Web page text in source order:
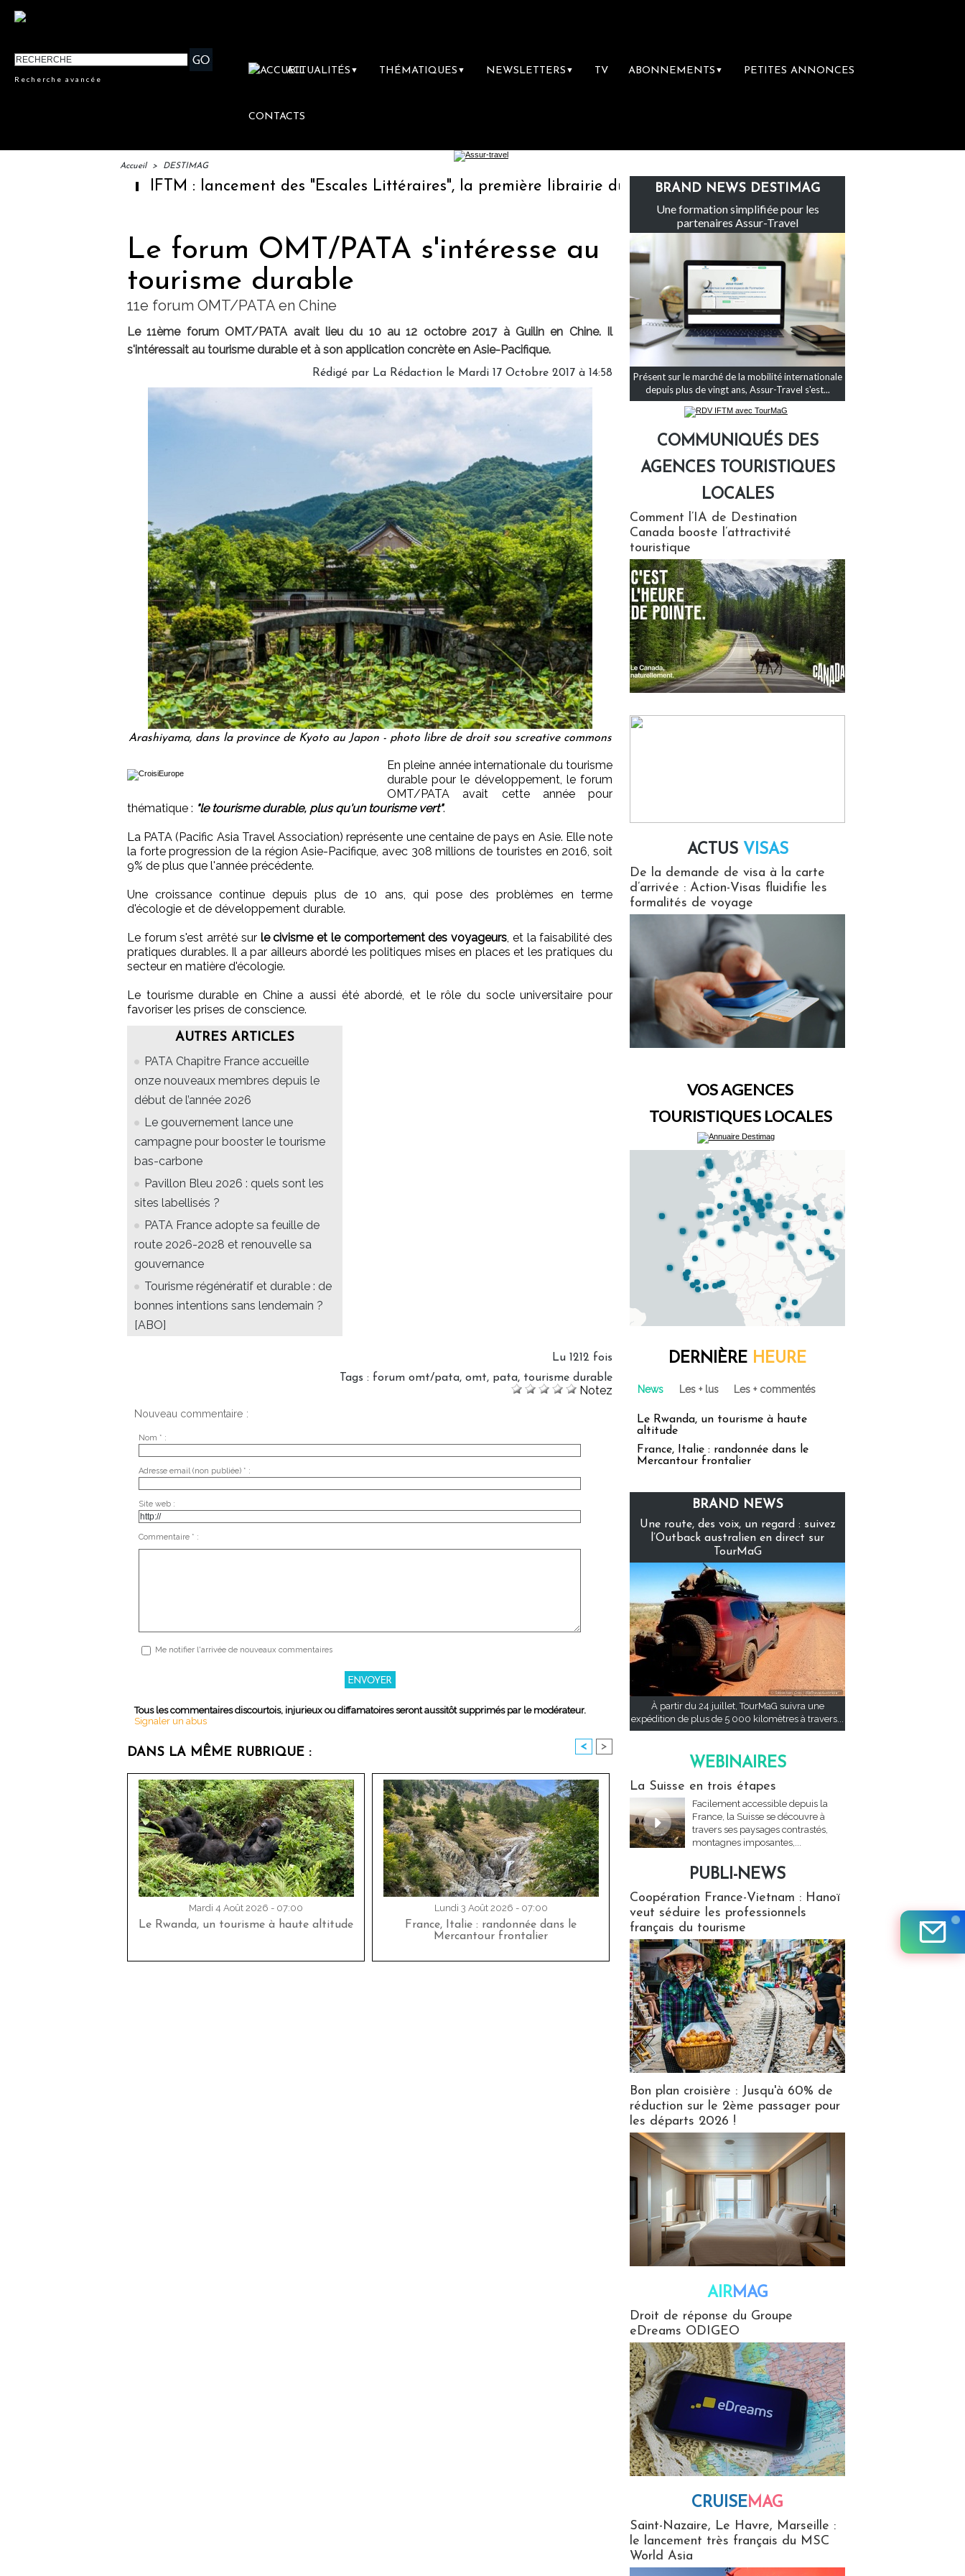
Recherche avancée
ACTUALITÉS ▼ THÉMATIQUES ▼ NEWSLETTERS ▼ TV ABONNEMENTS ▼ PETITES ANNONCES
CONTACTS
Accueil > DESTIMAG
IFTM : lancement des "Escales Littéraires", la première librairie du voyage Le groupe Sainte-Claire rachète Eden
Le forum OMT/PATA s'intéresse au
tourisme durable
11e forum OMT/PATA en Chine
Le 11ème forum OMT/PATA avait lieu du 10 au 12 octobre 2017 à Guilin en Chine. Il
s'intéressait au tourisme durable et à son application concrète en Asie-Pacifique.
Rédigé par La Rédaction le Mardi 17 Octobre 2017 à 14:58
Arashiyama, dans la province de Kyoto au Japon - photo libre de droit sou screative commons
En pleine année internationale du tourisme
durable pour le développement, le forum
OMT/PATA avait cette année pour
thématique : "le tourisme durable, plus qu'un tourisme vert".
La PATA (Pacific Asia Travel Association) représente une centaine de pays en Asie. Elle note
la forte progression de la région Asie-Pacifique, avec 308 millions de touristes en 2016, soit
9% de plus que l'année précédente.
Une croissance continue depuis plus de 10 ans, qui pose des problèmes en terme
d'écologie et de développement durable.
Le forum s'est arrêté sur le civisme et le comportement des voyageurs, et la faisabilité des
pratiques durables. Il a par ailleurs abordé les politiques mises en places et les pratiques du
secteur en matière d'écologie.
Le tourisme durable en Chine a aussi été abordé, et le rôle du socle universitaire pour
favoriser les prises de conscience.
AUTRES ARTICLES
PATA Chapitre France accueille
onze nouveaux membres depuis le
début de l’année 2026
Le gouvernement lance une
campagne pour booster le tourisme
bas-carbone
Pavillon Bleu 2026 : quels sont les
sites labellisés ?
PATA France adopte sa feuille de
route 2026-2028 et renouvelle sa
gouvernance
Tourisme régénératif et durable : de
bonnes intentions sans lendemain ?
[ABO]
Lu 1212 fois
Tags : forum omt/pata, omt, pata, tourisme durable
Notez
Nouveau commentaire :
Nom * :
Adresse email (non publiée) * :
Site web :
Commentaire * :
Me notifier l'arrivée de nouveaux commentaires
Tous les commentaires discourtois, injurieux ou diffamatoires seront aussitôt supprimés par le modérateur.
Signaler un abus
DANS LA MÊME RUBRIQUE : < >
Mardi 4 Août 2026 - 07:00
Le Rwanda, un tourisme à haute altitude
Lundi 3 Août 2026 - 07:00
France, Italie : randonnée dans le
Mercantour frontalier
BRAND NEWS DESTIMAG
Une formation simplifiée pour les
partenaires Assur-Travel
Présent sur le marché de la mobilité internationale
depuis plus de vingt ans, Assur-Travel s'est...
COMMUNIQUÉS DES
AGENCES TOURISTIQUES
LOCALES
Comment l’IA de Destination
Canada booste l’attractivité
touristique
ACTUS VISAS
De la demande de visa à la carte
d’arrivée : Action-Visas fluidifie les
formalités de voyage
VOS AGENCES
TOURISTIQUES LOCALES
DERNIÈRE HEURE
News Les + lus Les + commentés
Le Rwanda, un tourisme à haute
altitude
France, Italie : randonnée dans le
Mercantour frontalier
BRAND NEWS
Une route, des voix, un regard : suivez
l’Outback australien en direct sur
TourMaG
À partir du 24 juillet, TourMaG suivra une
expédition de plus de 5 000 kilomètres à travers...
WEBINAIRES
La Suisse en trois étapes
Facilement accessible depuis la
France, la Suisse se découvre à
travers ses paysages contrastés,
montagnes imposantes,...
PUBLI-NEWS
Coopération France-Vietnam : Hanoï
veut séduire les professionnels
français du tourisme
Bon plan croisière : Jusqu'à 60% de
réduction sur le 2ème passager pour
les départs 2026 !
AIRMAG
Droit de réponse du Groupe
eDreams ODIGEO
CRUISEMAG
Saint-Nazaire, Le Havre, Marseille :
le lancement très français du MSC
World Asia